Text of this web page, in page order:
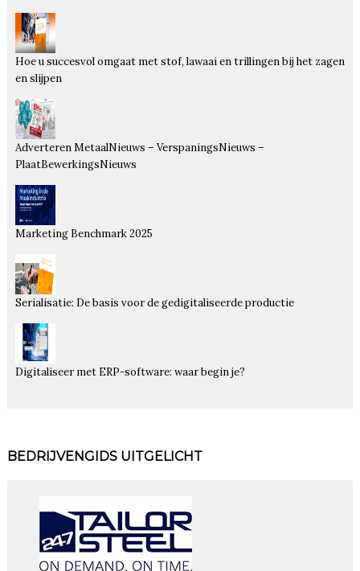
Hoe u succesvol omgaat met stof, lawaai en trillingen bij het zagen
en slijpen
Adverteren MetaalNieuws – VerspaningsNieuws –
PlaatBewerkingsNieuws
Marketing Benchmark 2025
Serialisatie: De basis voor de gedigitaliseerde productie
Digitaliseer met ERP-software: waar begin je?
BEDRIJVENGIDS UITGELICHT